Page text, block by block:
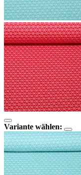
Variante wählen: